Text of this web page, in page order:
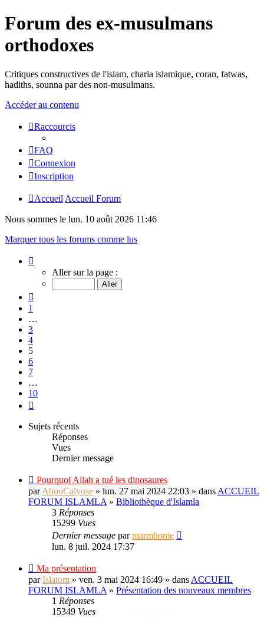
Forum des ex-musulmans
orthodoxes
Critiques constructives de l'islam, charia islamique, coran, fatwas,
hadiths, sounna par des non-musulmans.
Accéder au contenu
Raccourcis
FAQ
Connexion
Inscription
Accueil Accueil Forum
Nous sommes le lun. 10 août 2026 11:46
Marquer tous les forums comme lus
sur
Aller sur la page :
1
…
3
4
5
6
7
…
10
Sujets récents
Réponses
Vues
Dernier message
Pourquoi Allah a tué les dinosaures
parAbouCalyose » lun. 27 mai 2024 22:03 » dans ACCUEIL
FORUM ISLAMLA » Bibliothèque d'Islamla
3 Réponses
15299 Vues
Dernier message parmarmhonie
lun. 8 juil. 2024 17:37
Ma présentation
parIslatom » ven. 3 mai 2024 16:49 » dans ACCUEIL
FORUM ISLAMLA » Présentation des nouveaux membres
1 Réponses
15349 Vues